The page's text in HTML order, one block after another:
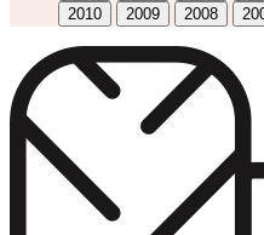
2010
2009 2008